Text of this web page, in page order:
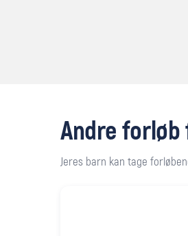
Andre forløb
Jeres barn kan tage